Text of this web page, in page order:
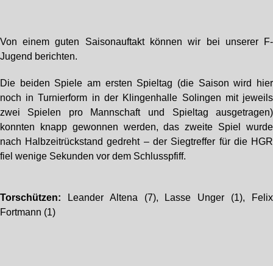
Von einem guten Saisonauftakt können wir bei unserer F-
Jugend berichten.
Die beiden Spiele am ersten Spieltag (die Saison wird hier
noch in Turnierform in der Klingenhalle Solingen mit jeweils
zwei Spielen pro Mannschaft und Spieltag ausgetragen)
konnten knapp gewonnen werden, das zweite Spiel wurde
nach Halbzeitrückstand gedreht – der Siegtreffer für die HGR
fiel wenige Sekunden vor dem Schlusspfiff.
Torschützen:
Leander Altena (7), Lasse Unger (1), Felix
Fortmann (1)